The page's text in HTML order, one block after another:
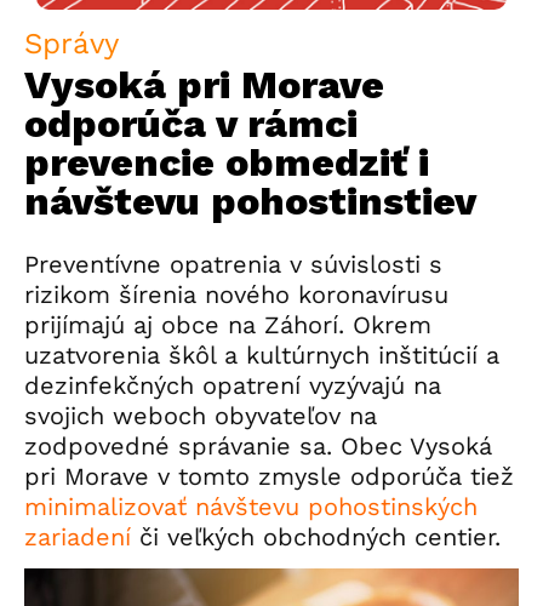
Správy
Vysoká pri Morave
odporúča v rámci
prevencie obmedziť i
návštevu pohostinstiev
Preventívne opatrenia v súvislosti s
rizikom šírenia nového koronavírusu
prijímajú aj obce na Záhorí. Okrem
uzatvorenia škôl a kultúrnych inštitúcií a
dezinfekčných opatrení vyzývajú na
svojich weboch obyvateľov na
zodpovedné správanie sa. Obec Vysoká
pri Morave v tomto zmysle odporúča tiež
minimalizovať návštevu pohostinských
zariadení či veľkých obchodných centier.